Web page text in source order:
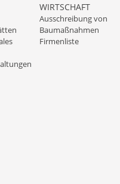
WIRTSCHAFT
Ausschreibung von
Baumaßnahmen
Firmenliste